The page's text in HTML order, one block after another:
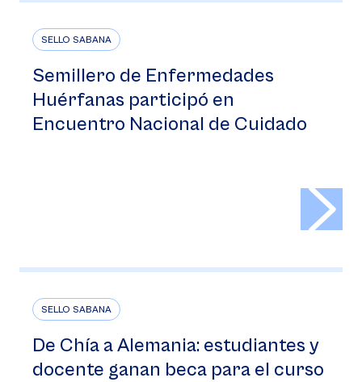
SELLO SABANA
Semillero de Enfermedades
Huérfanas participó en
Encuentro Nacional de Cuidado
SELLO SABANA
De Chía a Alemania: estudiantes y
docente ganan beca para el curso